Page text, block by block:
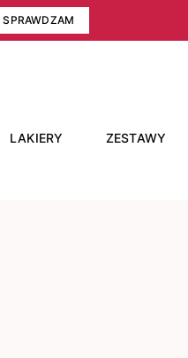
SPRAWDZAM
LAKIERY ZESTAWY